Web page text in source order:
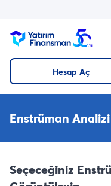
Hesap Aç
Enstrüman Analizi
Seçeceğiniz